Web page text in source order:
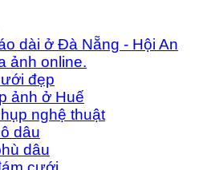
dài ở Đà Nẵng - Hội An
ảnh online.
đẹp
ảnh ở Huế
nghệ thuật
dâu
dâu